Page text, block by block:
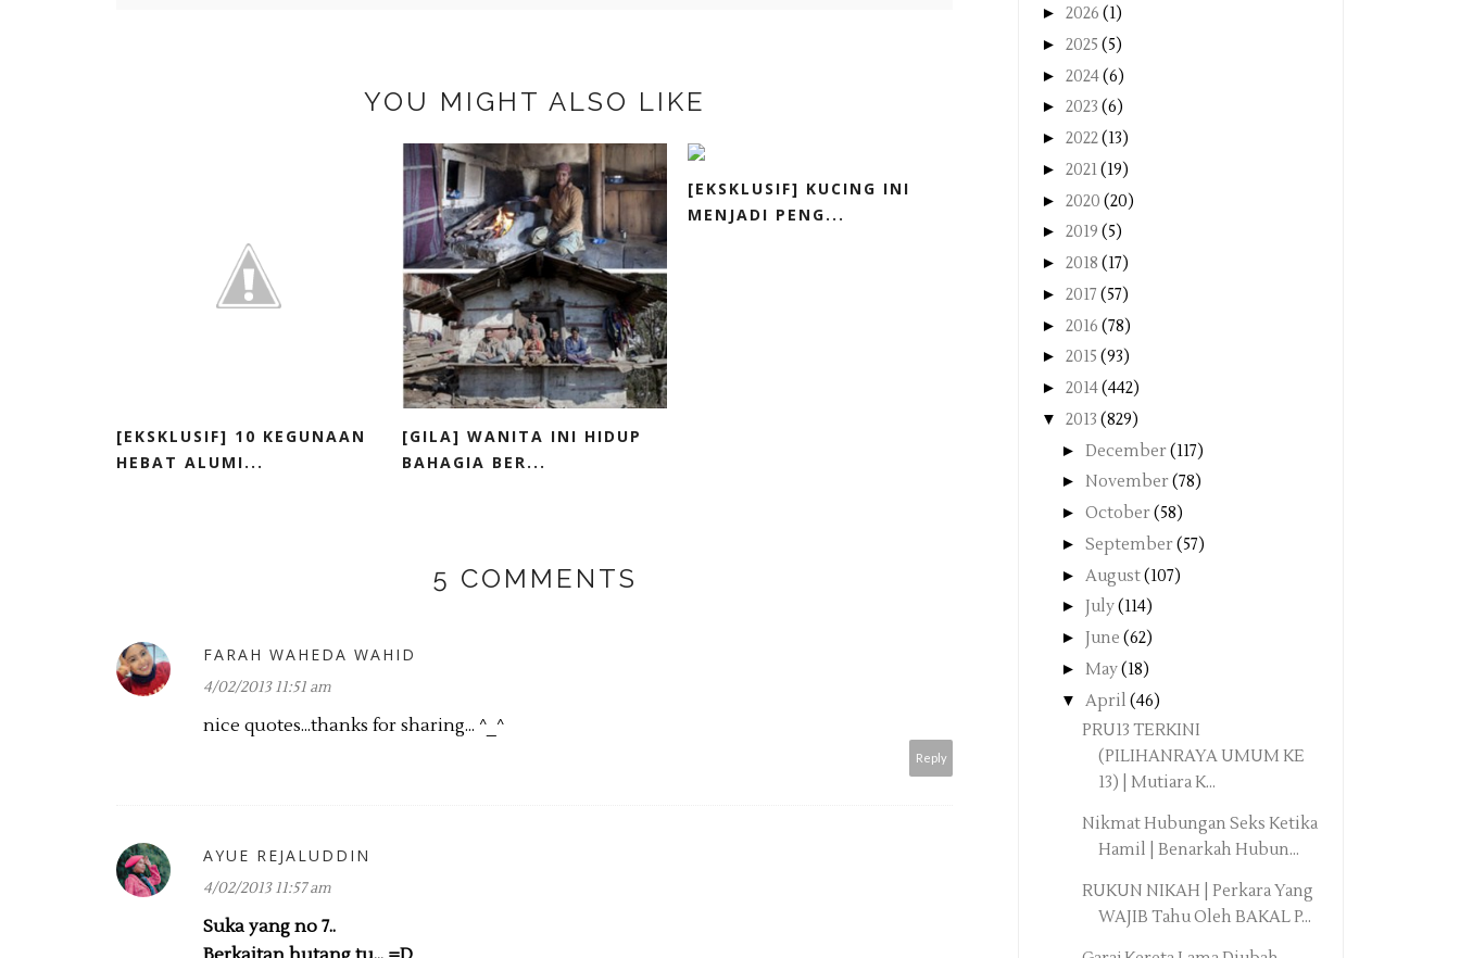
YOU MIGHT ALSO LIKE
[EKSKLUSIF] 10 KEGUNAAN
HEBAT ALUMI...
[GILA] WANITA INI HIDUP
BAHAGIA BER...
[EKSKLUSIF] KUCING INI
MENJADI PENG...
5 COMMENTS
FARAH WAHEDA WAHID
4/02/2013 11:51 am
nice quotes...thanks for sharing... ^_^
Reply
AYUE REJALUDDIN
4/02/2013 11:57 am
Suka yang no 7..
► 2026 (1)
► 2025 (5)
► 2024(6)
► 2023 (6)
► 2022(13)
► 2021(19)
► 2020 (20)
► 2019 (5)
► 2018 (17)
► 2017 (57)
► 2016 (78)
► 2015 (93)
► 2014(442)
▼ 2013 (829)
► December(117)
► November(78)
► October(58)
► September(57)
► August(107)
► July(114)
► June (62)
► May(18)
▼ April (46)
PRU13 TERKINI
(PILIHANRAYA UMUM KE
13) | Mutiara K...
Nikmat Hubungan Seks Ketika
Hamil | Benarkah Hubun...
RUKUN NIKAH | Perkara Yang
WAJIB Tahu Oleh BAKAL P...